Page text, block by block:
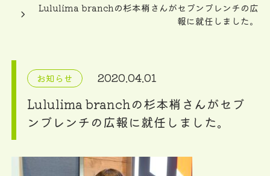
Lululima branchの杉本梢さんがセブンブレンチの広
報に就任しました。
お知らせ 2020.04.01
Lululima branchの杉本梢さんがセブ
ンブレンチの広報に就任しました。